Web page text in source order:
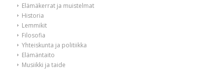
Elämäkerrat ja muistelmat
Historia
Lemmikit
Filosofia
Yhteiskunta ja politiikka
Elämäntaito
Musiikki ja taide